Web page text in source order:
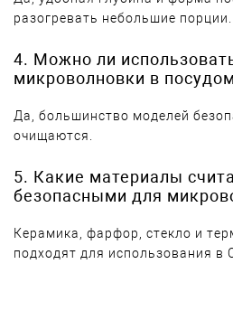
разогревать небольшие порции.
4. Можно ли
микроволновки в
Да, большинство моделей
очищаются.
5. Какие материалы
безопасными для
Керамика, фарфор, стекло и
подходят для использования в